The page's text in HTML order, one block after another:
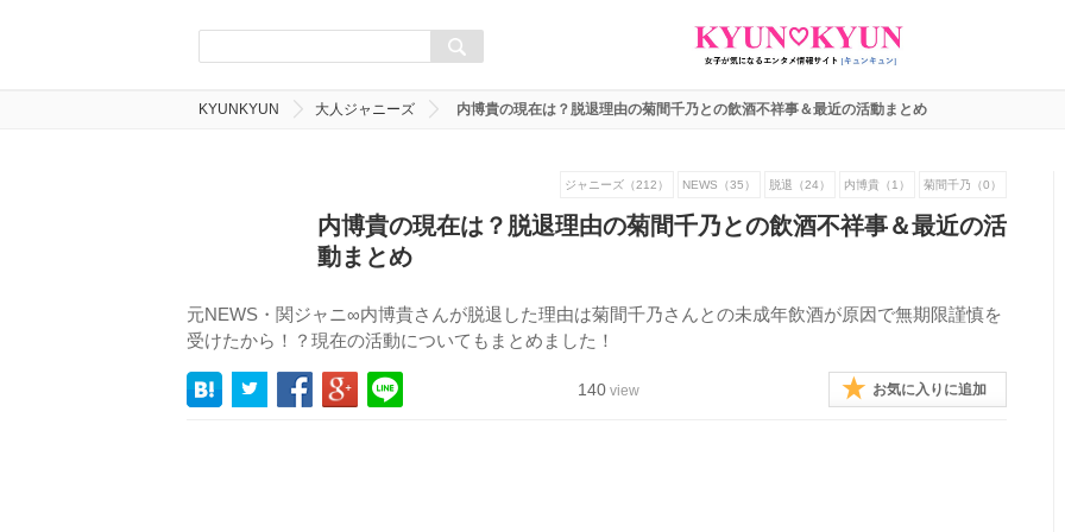
KYUNKYUN 大人ジャニーズ 内博貴の現在は？脱退理由の菊間千乃との飲酒不祥事＆最近の活動まとめ
ジャニーズ（212） NEWS（35） 脱退（24） 内博貴（1） 菊間千乃（0）
内博貴の現在は？脱退理由の菊間千乃との飲酒不祥事＆最近の活
動まとめ
元NEWS・関ジャニ∞内博貴さんが脱退した理由は菊間千乃さんとの未成年飲酒が原因で無期限謹慎を
受けたから！？現在の活動についてもまとめました！
140 view お気に入りに追加